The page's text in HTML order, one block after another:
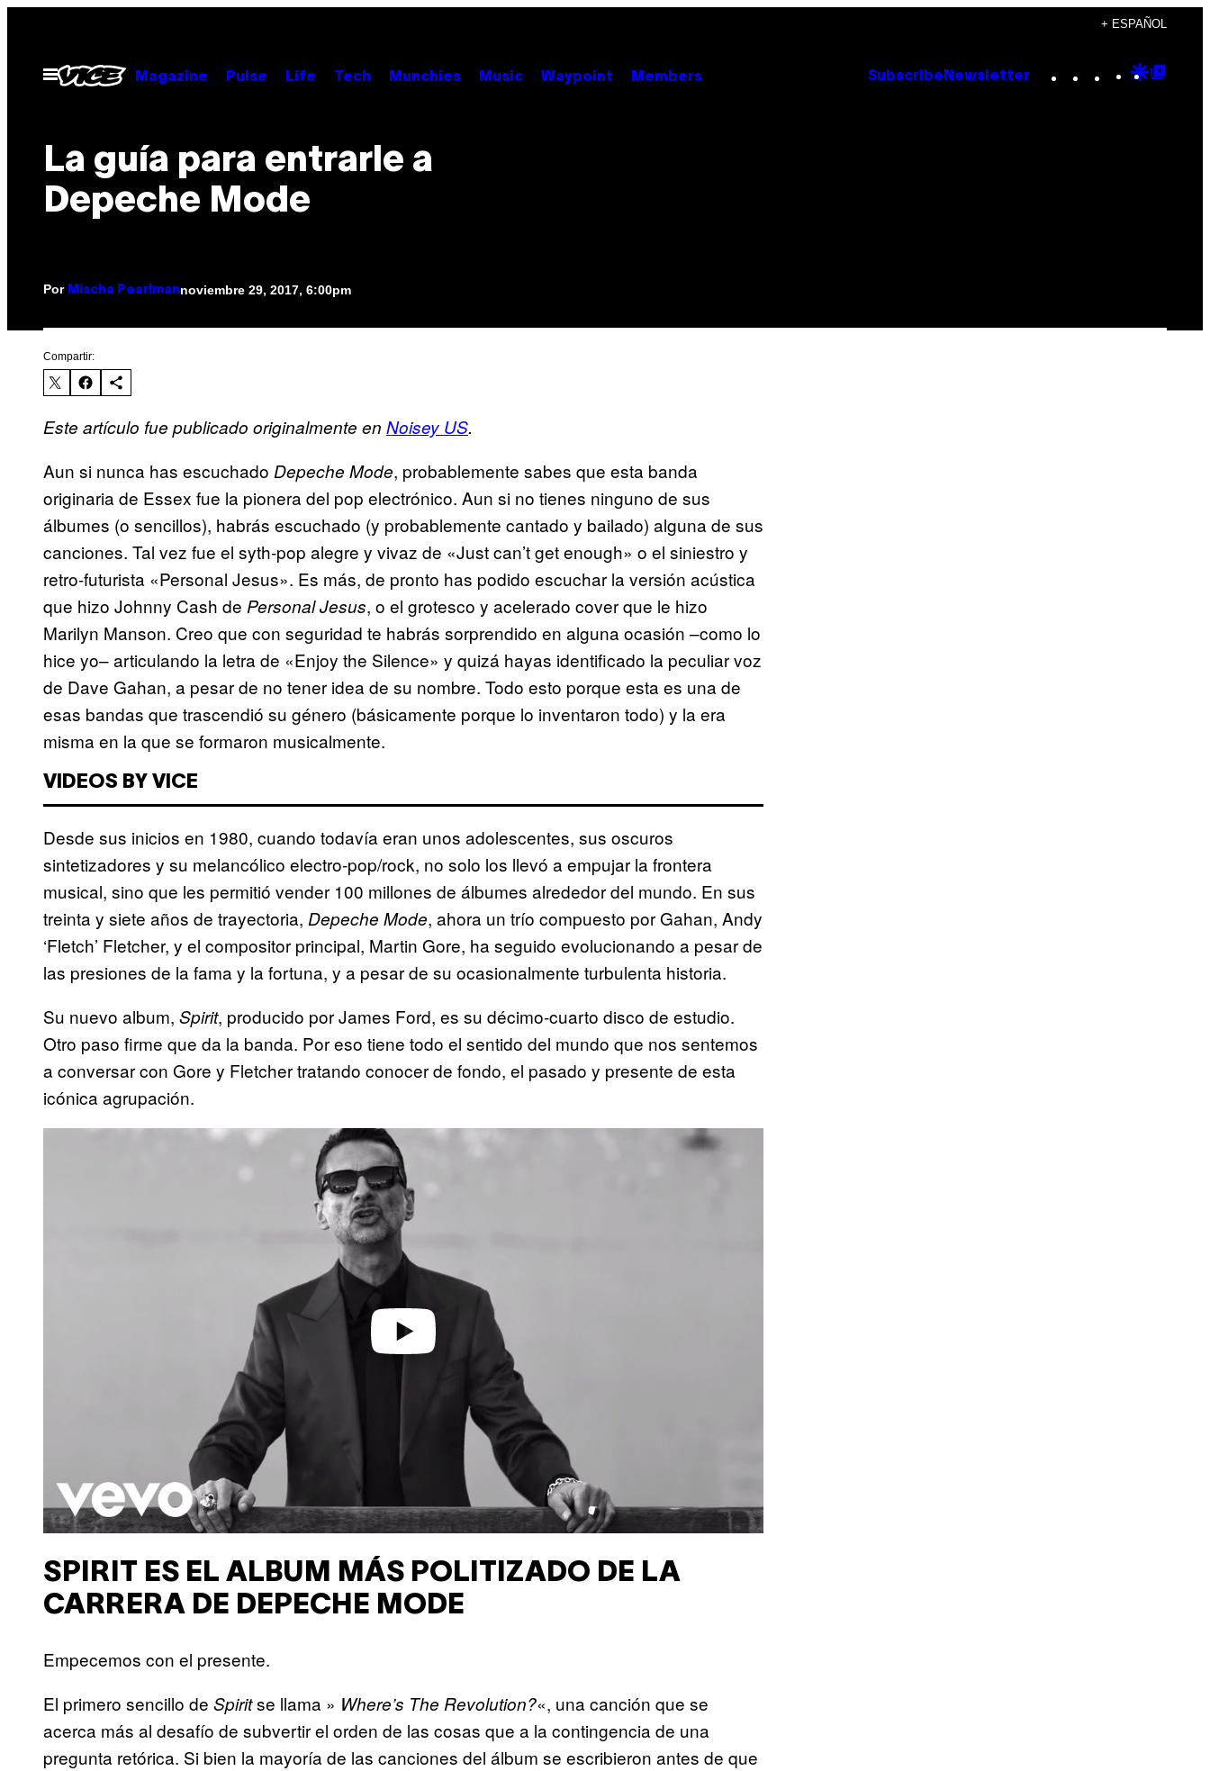
contenido
+ ESPAÑOL
Abrir
Menú
Magazine Pulse Life Tech Munchies Music Waypoint Members Subscribe Newsletter Instagram
TikTok
YouTube
Google
La guía para entrarle a
Depeche Mode
Por Mischa Pearlmannoviembre 29, 2017, 6:00pm
Compartir:
Este artículo fue publicado originalmente en Noisey US.
Aun si nunca has escuchado Depeche Mode, probablemente sabes que esta banda
originaria de Essex fue la pionera del pop electrónico. Aun si no tienes ninguno de sus
álbumes (o sencillos), habrás escuchado (y probablemente cantado y bailado) alguna de sus
canciones. Tal vez fue el syth-pop alegre y vivaz de «Just can’t get enough» o el siniestro y
retro-futurista «Personal Jesus». Es más, de pronto has podido escuchar la versión acústica
que hizo Johnny Cash de Personal Jesus, o el grotesco y acelerado cover que le hizo
Marilyn Manson. Creo que con seguridad te habrás sorprendido en alguna ocasión –como lo
hice yo– articulando la letra de «Enjoy the Silence» y quizá hayas identificado la peculiar voz
de Dave Gahan, a pesar de no tener idea de su nombre. Todo esto porque esta es una de
esas bandas que trascendió su género (básicamente porque lo inventaron todo) y la era
misma en la que se formaron musicalmente.
VIDEOS BY VICE
Desde sus inicios en 1980, cuando todavía eran unos adolescentes, sus oscuros
sintetizadores y su melancólico electro-pop/rock, no solo los llevó a empujar la frontera
musical, sino que les permitió vender 100 millones de álbumes alrededor del mundo. En sus
treinta y siete años de trayectoria, Depeche Mode, ahora un trío compuesto por Gahan, Andy
‘Fletch’ Fletcher, y el compositor principal, Martin Gore, ha seguido evolucionando a pesar de
las presiones de la fama y la fortuna, y a pesar de su ocasionalmente turbulenta historia.
Su nuevo album, Spirit, producido por James Ford, es su décimo-cuarto disco de estudio.
Otro paso firme que da la banda. Por eso tiene todo el sentido del mundo que nos sentemos
a conversar con Gore y Fletcher tratando conocer de fondo, el pasado y presente de esta
icónica agrupación.
SPIRIT ES EL ALBUM MÁS POLITIZADO DE LA
CARRERA DE DEPECHE MODE
Empecemos con el presente.
El primero sencillo de Spiritse llama » Where’s The Revolution?«, una canción que se
acerca más al desafío de subvertir el orden de las cosas que a la contingencia de una
pregunta retórica. Si bien la mayoría de las canciones del álbum se escribieron antes de que